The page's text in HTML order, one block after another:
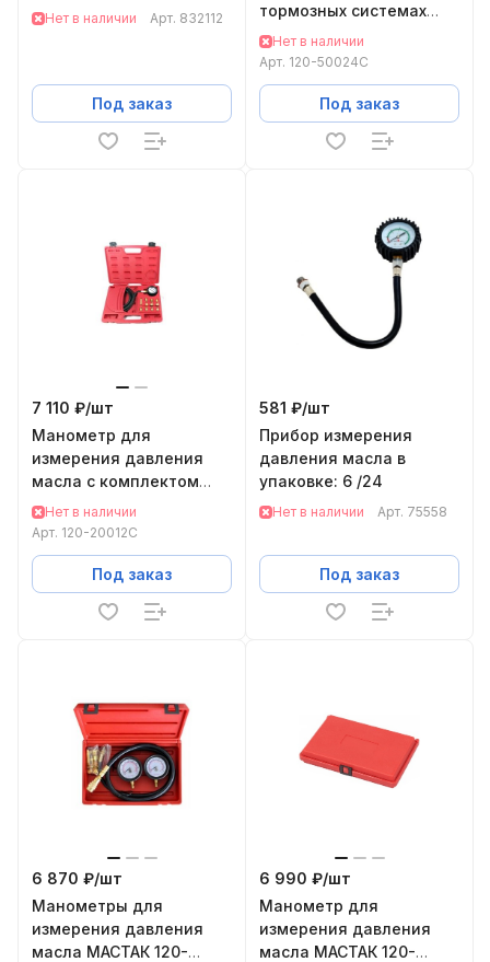
Нет в наличии Арт. 832112
Под заказ
тормозных системах
МАСТАК 14 предметов
120-50024C
Нет в наличии
Арт. 120-50024C
Под заказ
7 110 ₽/шт
Манометр для
измерения давления
масла с комплектом
адаптеров МАСТАК 120-
20012C
Нет в наличии
Арт. 120-20012C
Под заказ
581 ₽/шт
Прибор измерения
давления масла в
упаковке: 6 /24
Нет в наличии Арт. 75558
Под заказ
6 870 ₽/шт
Манометры для
измерения давления
масла МАСТАК 120-
6 990 ₽/шт
Манометр для
измерения давления
масла МАСТАК 120-